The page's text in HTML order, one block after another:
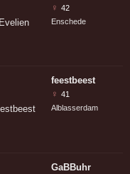
♀ 42
Enschede
feestbeest
♀ 41
Alblasserdam
GaBBuhr